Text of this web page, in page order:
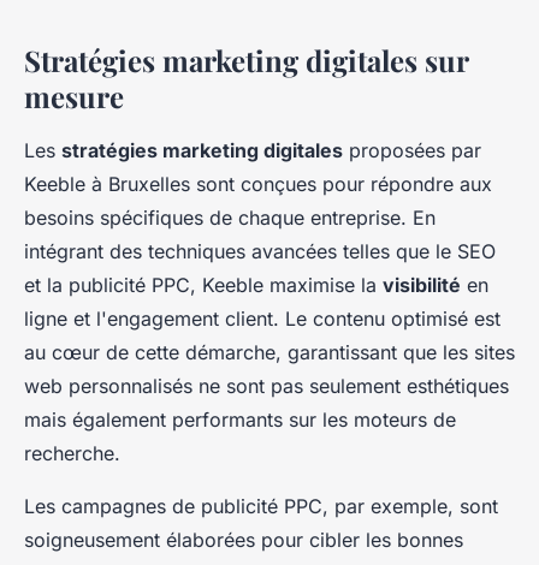
Stratégies marketing digitales sur
mesure
Les stratégies marketing digitales proposées par
Keeble à Bruxelles sont conçues pour répondre aux
besoins spécifiques de chaque entreprise. En
intégrant des techniques avancées telles que le SEO
et la publicité PPC, Keeble maximise la visibilité en
ligne et l'engagement client. Le contenu optimisé est
au cœur de cette démarche, garantissant que les sites
web personnalisés ne sont pas seulement esthétiques
mais également performants sur les moteurs de
recherche.
Les campagnes de publicité PPC, par exemple, sont
soigneusement élaborées pour cibler les bonnes